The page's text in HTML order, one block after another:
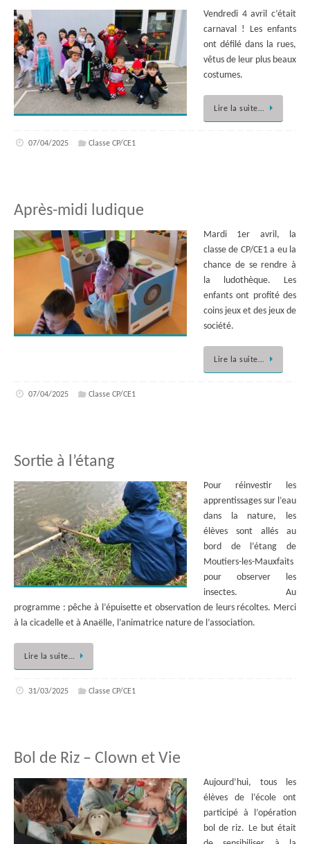
Vendredi 4 avril c’était
carnaval ! Les enfants
ont défilé dans la rues,
vêtus de leur plus beaux
costumes.
Lire la suite…
07/04/2025 Classe CP/CE1
Après-midi ludique
Mardi 1er avril, la
classe de CP/CE1 a eu la
chance de se rendre à
la ludothèque. Les
enfants ont profité des
coins jeux et des jeux de
société.
Lire la suite…
07/04/2025 Classe CP/CE1
Sortie à l’étang
Pour réinvestir les
apprentissages sur l’eau
dans la nature, les
élèves sont allés au
bord de l’étang de
Moutiers-les-Mauxfaits
pour observer les
insectes. Au
programme : pêche à l’épuisette et observation de leurs récoltes. Merci
à la cicadelle et à Anaëlle, l’animatrice nature de l’association.
Lire la suite…
31/03/2025 Classe CP/CE1
Bol de Riz – Clown et Vie
Aujourd’hui, tous les
élèves de l’école ont
participé à l’opération
bol de riz. Le but était